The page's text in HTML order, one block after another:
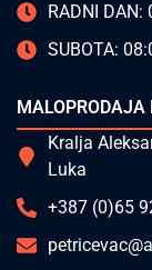
RADNI
SUBOTA:
Kralja
Luka
+387 (0)65